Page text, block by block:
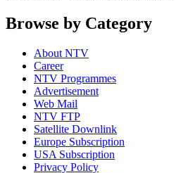
Browse by Category
About NTV
Career
NTV Programmes
Advertisement
Web Mail
NTV FTP
Satellite Downlink
Europe Subscription
USA Subscription
Privacy Policy